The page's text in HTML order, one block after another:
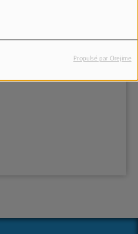
Propulsé par Orejime